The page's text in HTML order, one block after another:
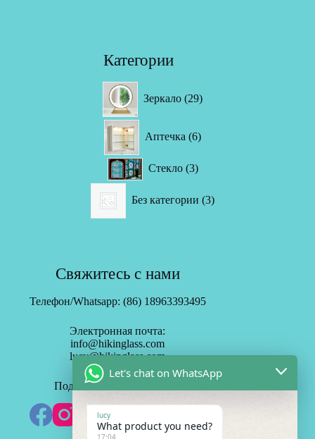
Категории
Зеркало 29товаров
Аптечка 6товаров
Стекло 33
товара
Без категории 3товара
Свяжитесь с нами
Телефон/Whatsapp: (86) 18963393495
Электронная почта:
info@hikinglass.com
lucy@hikinglass.com
Подписаться на HK Mirror
Let's chat on WhatsApp
lucy
What product you need?
17:04